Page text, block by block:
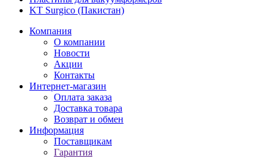
KT Surgico (Пакистан)
Компания
О компании
Новости
Акции
Контакты
Интернет-магазин
Оплата заказа
Доставка товара
Возврат и обмен
Информация
Поставщикам
Гарантия